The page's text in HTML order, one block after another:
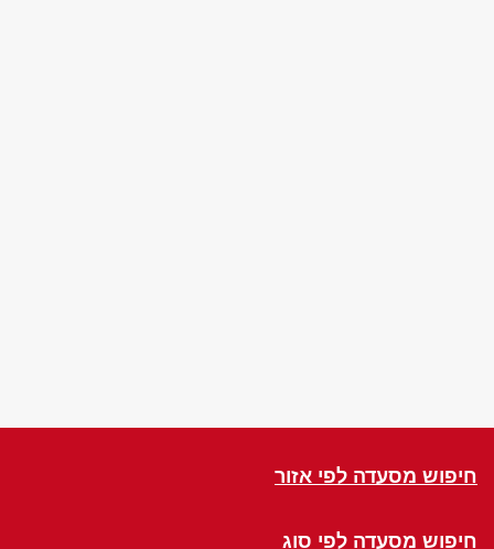
חיפוש מסעדה לפי אזור
חיפוש מסעדה לפי סוג